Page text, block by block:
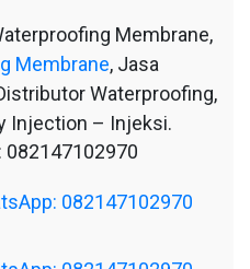
Membrane,
Membrane, Jasa
Waterproofing,
Injection – Injeksi.
082147102970
082147102970